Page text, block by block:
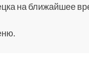
на ближайшее